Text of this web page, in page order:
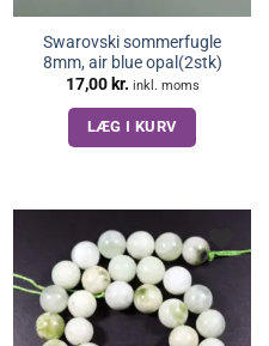
Swarovski sommerfugle
8mm, air blue opal(2stk)
17,00 kr. inkl. moms
LÆG I KURV